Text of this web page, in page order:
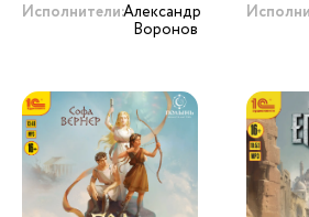
Исполнители:Александр
Воронов